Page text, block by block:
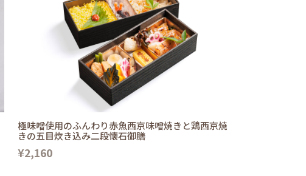
極味噌使用のふんわり赤魚西京味噌焼きと鶏西京焼
きの五目炊き込み二段懐石御膳
¥2,160